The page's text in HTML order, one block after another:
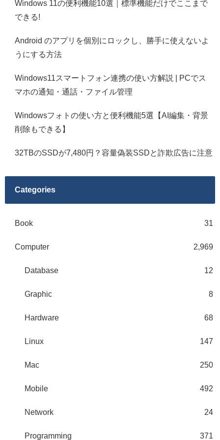
Windows 11の便利機能10選｜標準機能だけでここまで
できる!
Android のアプリを個別にロックし、勝手に使えないよ
うにする方法
Windows11スマートフォン連携の使い方解説 | PCでス
マホの通知・通話・ファイル管理
Windowsフォトの使い方と便利機能5選【AI編集・背景
削除もできる】
32TBのSSDが7,480円？容量偽装SSDと詐欺広告に注意
Categories
Book 31
Computer 2,969
Database 12
Graphic 8
Hardware 68
Linux 147
Mac 250
Mobile 492
Network 24
Programming 371